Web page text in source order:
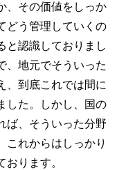
、その価値をしっか
どう管理していくの
と認識しておりまし
、地元でそういった
、到底これでは間に
した。しかし、国の
ば、そういった分野
これからはしっかり
ります。